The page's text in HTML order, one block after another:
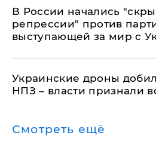
В России начались
репрессии" против
выступающей за мир с
Украинские дроны
НПЗ – власти признали
Смотреть ещё